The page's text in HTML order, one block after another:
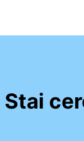
Stai